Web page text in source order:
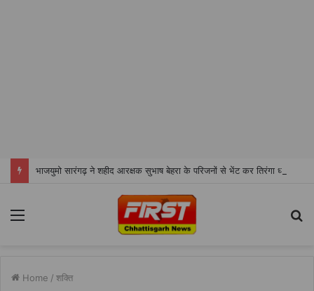
भाजयुमो सारंगढ़ ने शहीद आरक्षक सुभाष बेहरा के परिजनों से भेंट कर तिरंगा ध्वज व श्रीफल भेंट किया
Menu
Home / शक्ति